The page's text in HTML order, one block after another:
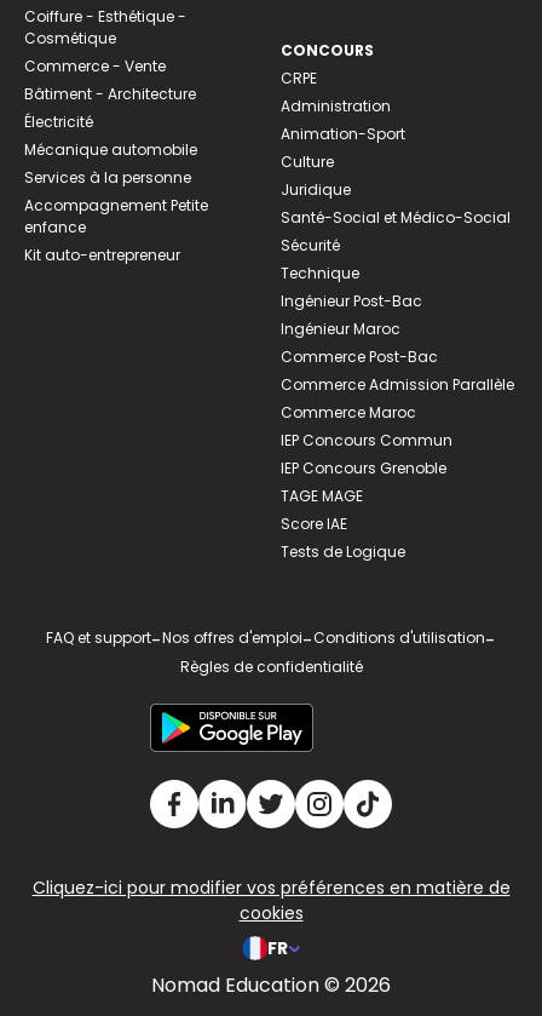
Coiffure - Esthétique -
Cosmétique
Commerce - Vente
Bâtiment - Architecture
Électricité
Mécanique automobile
Services à la personne
Accompagnement Petite
enfance
Kit auto-entrepreneur
CONCOURS
CRPE
Administration
Animation-Sport
Culture
Juridique
Santé-Social et Médico-Social
Sécurité
Technique
Ingénieur Post-Bac
Ingénieur Maroc
Commerce Post-Bac
Commerce Admission Parallèle
Commerce Maroc
IEP Concours Commun
IEP Concours Grenoble
TAGE MAGE
Score IAE
Tests de Logique
FAQ et support-Nos offres d'emploi-Conditions d'utilisation-
Règles de confidentialité
Cliquez-ici pour modifier vos préférences en matière de
cookies
FR
Nomad Education © 2026